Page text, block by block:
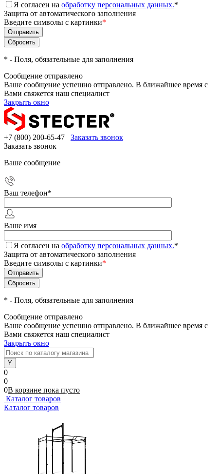
Я согласен на обработку персональных данных.*
Защита от автоматического заполнения
Введите символы с картинки*
* - Поля, обязательные для заполнения
Сообщение отправлено
Ваше сообщение успешно отправлено. В ближайшее время с
Вами свяжется наш специалист
Закрыть окно
+7 (800) 200-65-47
Заказать звонок
Заказать звонок
Ваше сообщение
Ваш телефон*
Ваше имя
Я согласен на обработку персональных данных.*
Защита от автоматического заполнения
Введите символы с картинки*
* - Поля, обязательные для заполнения
Сообщение отправлено
Ваше сообщение успешно отправлено. В ближайшее время с
Вами свяжется наш специалист
Закрыть окно
0
0
0В корзине пока пусто
Каталог товаров
Каталог товаров